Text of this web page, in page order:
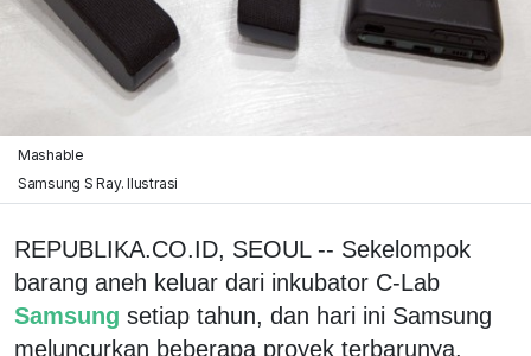
Mashable
Samsung S Ray. Ilustrasi
REPUBLIKA.CO.ID, SEOUL -- Sekelompok
barang aneh keluar dari inkubator C-Lab
Samsung setiap tahun, dan hari ini Samsung
meluncurkan beberapa proyek terbarunya.